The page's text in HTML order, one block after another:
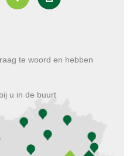
te woord en hebben
u in de buurt